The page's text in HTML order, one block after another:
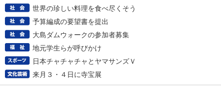
世界の珍しい料理を食べ尽くそう
予算編成の要望書を提出
大島ダムウォークの参加者募集
地元学生らが呼びかけ
日本チャチャチャとヤマサンズＶ
来月３・４日に寺宝展